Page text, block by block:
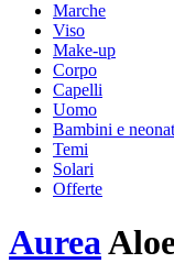
Marche
Viso
Make-up
Corpo
Capelli
Uomo
Bambini e
Temi
Solari
Offerte
Aurea